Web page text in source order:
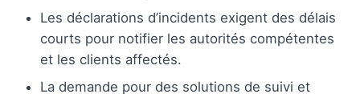
Les déclarations d’incidents exigent des délais
courts pour notifier les autorités compétentes
et les clients affectés.
La demande pour des solutions de suivi et